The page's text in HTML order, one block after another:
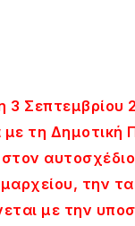
3 Σεπτεμβρίου
με τη Δημοτική
την
με την